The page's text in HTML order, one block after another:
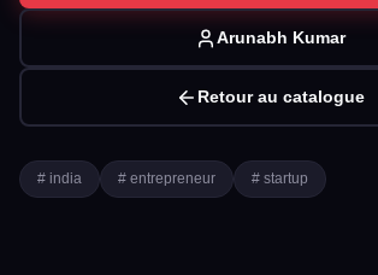
Arunabh Kumar
Retour au catalogue
# india # entrepreneur # startup